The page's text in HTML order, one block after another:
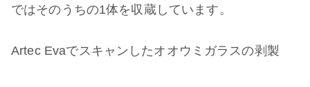
ではそのうちの1体を収蔵しています。
Artec Evaでスキャンしたオオウミガラスの剥製